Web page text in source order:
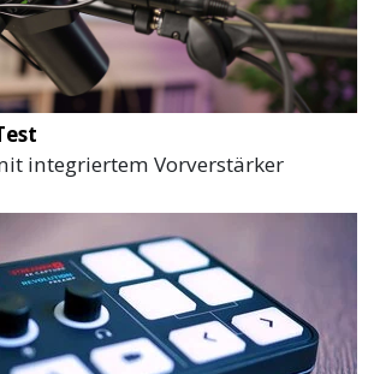
integriertem Vorverstärker